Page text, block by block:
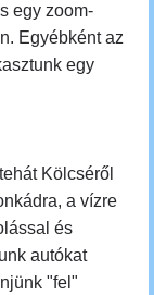
egy zoom-
Egyébként az
egy
Kölcséről
a vízre
és
autókat
"fel"